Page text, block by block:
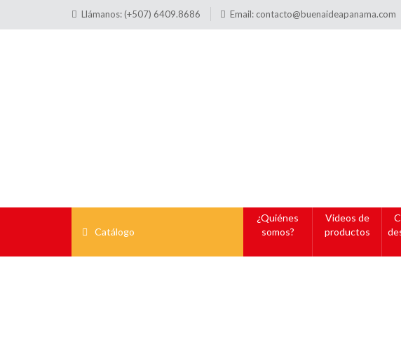
Llámanos: (+507) 6409.8686 Email: contacto@buenaideapanama.com
Catálogo
¿Quiénes
somos?
Videos de
productos